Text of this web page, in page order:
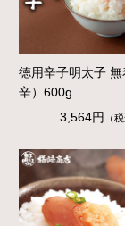
徳用辛子明太子 無
辛）600g
3,564円
（